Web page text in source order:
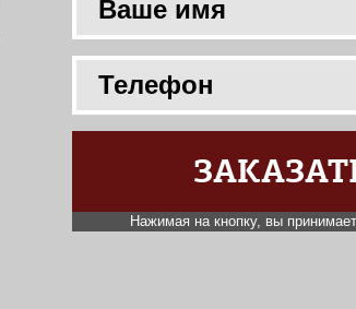
Нажимая на кнопку, вы